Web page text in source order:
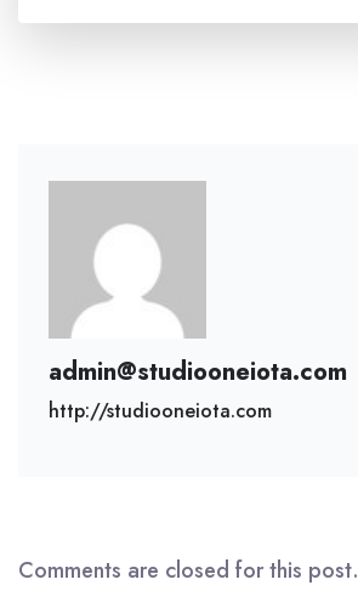
admin@studiooneiota.com
http://studiooneiota.com
Comments are closed for this post.